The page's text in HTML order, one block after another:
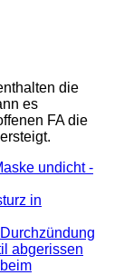
die
es
FAdie
undicht -
in
abgerissen